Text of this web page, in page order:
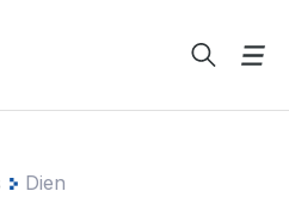
Dien